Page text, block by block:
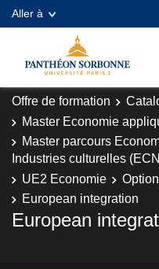
Aller à
Offre de formation
Master Economie
Master parcours
Industries culturelles
UE2 Economie
European integration
European